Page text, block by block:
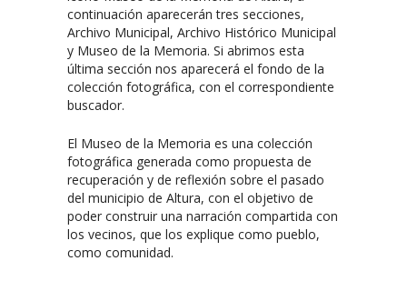
continuación aparecerán tres secciones,
Archivo Municipal, Archivo Histórico Municipal
y Museo de la Memoria. Si abrimos esta
última sección nos aparecerá el fondo de la
colección fotográfica, con el correspondiente
buscador.
El Museo de la Memoria es una colección
fotográfica generada como propuesta de
recuperación y de reflexión sobre el pasado
del municipio de Altura, con el objetivo de
poder construir una narración compartida con
los vecinos, que los explique como pueblo,
como comunidad.